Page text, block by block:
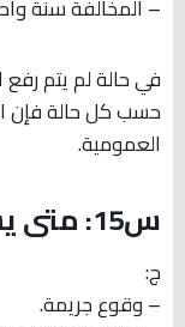
– المخالفة سنة
في حالة لم يتم
حسب كل حالة فإن
العمومية.
س15: متى يستأهل الشخص العقوبة؟
ج:
– وقوع جريمة.